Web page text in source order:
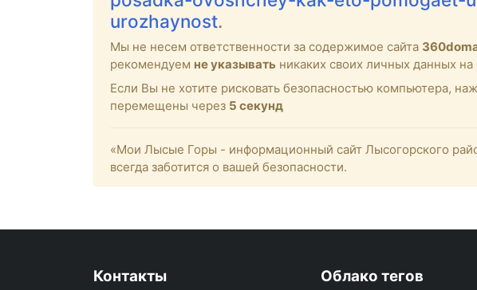
urozhaynost.
Мы не несем ответственности за содержимое сайта
рекомендуем не указывать никаких своих личных данных на
Если Вы не хотите рисковать безопасностью компьютера,
перемещены через 4 секунд
«Мои Лысые Горы - информационный сайт Лысогорского
всегда заботится о вашей безопасности.
Контакты Облако тегов